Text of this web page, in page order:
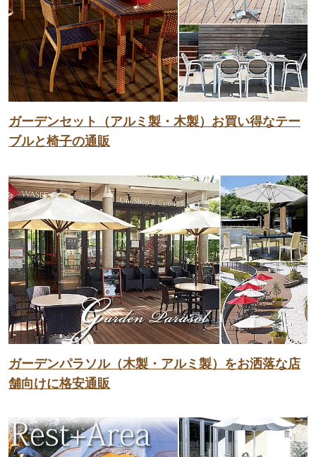
ガーデンセット（アルミ製・木製）お買い得なテー
ブルと椅子の通販
ガーデンパラソル（木製・アルミ製）をお洒落な店
舗向けに格安通販